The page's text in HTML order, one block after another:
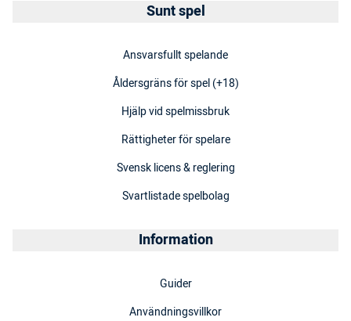
Sunt spel
Ansvarsfullt spelande
Åldersgräns för spel (+18)
Hjälp vid spelmissbruk
Rättigheter för spelare
Svensk licens & reglering
Svartlistade spelbolag
Information
Guider
Användningsvillkor